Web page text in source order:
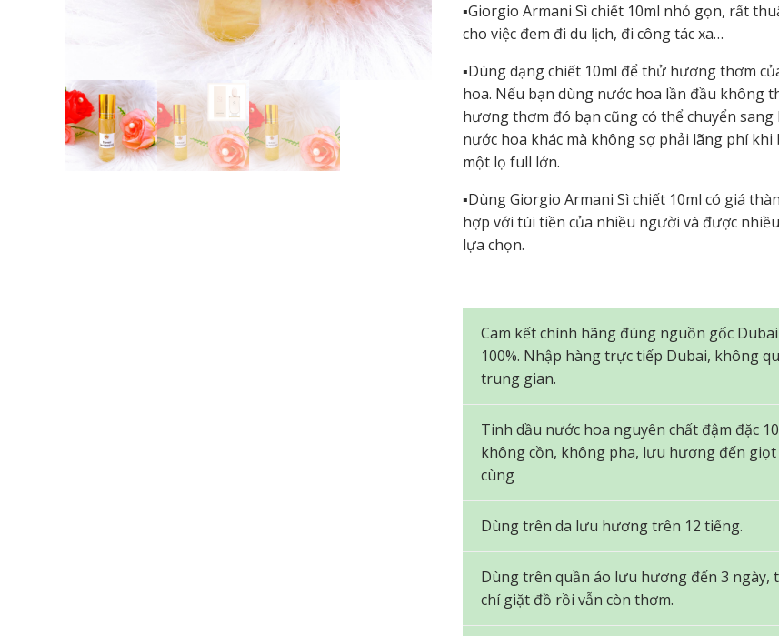
▪️Giorgio Armani Sì chiết 10ml nhỏ gọn, rất
cho việc đem đi du lịch, đi công tác xa…
▪️Dùng dạng chiết 10ml để thử hương thơm
hoa. Nếu bạn dùng nước hoa lần đầu không
hương thơm đó bạn cũng có thể chuyển sang
nước hoa khác mà không sợ phải lãng phí khi
một lọ full lớn.
▪️Dùng Giorgio Armani Sì chiết 10ml có giá
hợp với túi tiền của nhiều người và được
lựa chọn.
Cam kết chính hãng đúng nguồn gốc Dubai
100%. Nhập hàng trực tiếp Dubai, không
trung gian.
Tinh dầu nước hoa nguyên chất đậm đặc
không cồn, không pha, lưu hương đến giọt
cùng
Dùng trên da lưu hương trên 12 tiếng.
Dùng trên quần áo lưu hương đến 3 ngày,
chí giặt đồ rồi vẫn còn thơm.